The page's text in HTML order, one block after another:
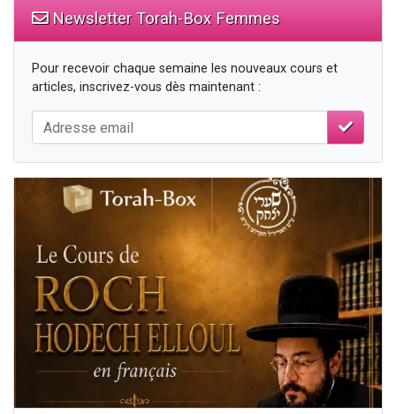
Newsletter Torah-Box Femmes
Pour recevoir chaque semaine les nouveaux cours et
articles, inscrivez-vous dès maintenant :